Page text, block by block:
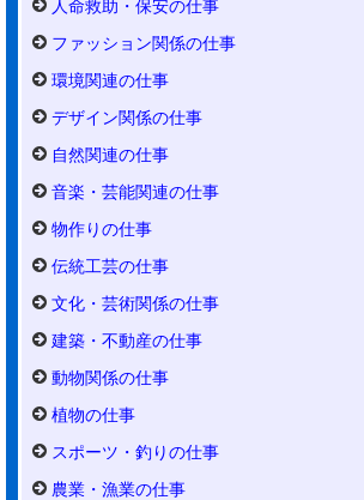
人命救助・保安の仕事
ファッション関係の仕事
環境関連の仕事
デザイン関係の仕事
自然関連の仕事
音楽・芸能関連の仕事
物作りの仕事
伝統工芸の仕事
文化・芸術関係の仕事
建築・不動産の仕事
動物関係の仕事
植物の仕事
スポーツ・釣りの仕事
農業・漁業の仕事